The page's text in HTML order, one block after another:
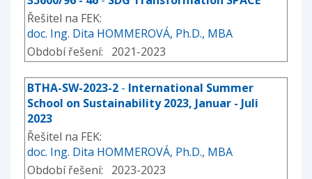
Řešitel na FEK:
doc. Ing. Dita HOMMEROVÁ, Ph.D., MBA
Období řešení: 2021-2023
BTHA-SW-2023-2 - International Summer
School on Sustainability 2023, Januar - Juli
2023
Řešitel na FEK:
doc. Ing. Dita HOMMEROVÁ, Ph.D., MBA
Období řešení: 2023-2023